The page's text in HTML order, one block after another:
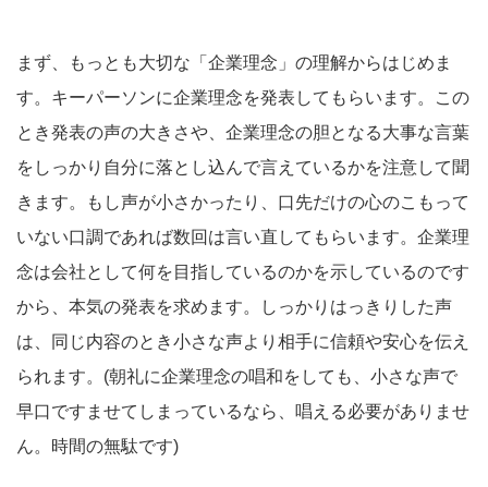
まず、もっとも大切な「企業理念」の理解からはじめま
す。キーパーソンに企業理念を発表してもらいます。この
とき発表の声の大きさや、企業理念の胆となる大事な言葉
をしっかり自分に落とし込んで言えているかを注意して聞
きます。もし声が小さかったり、口先だけの心のこもって
いない口調であれば数回は言い直してもらいます。企業理
念は会社として何を目指しているのかを示しているのです
から、本気の発表を求めます。しっかりはっきりした声
は、同じ内容のとき小さな声より相手に信頼や安心を伝え
られます。(朝礼に企業理念の唱和をしても、小さな声で
早口ですませてしまっているなら、唱える必要がありませ
ん。時間の無駄です)